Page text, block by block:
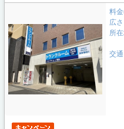
料
広さ
所
交通